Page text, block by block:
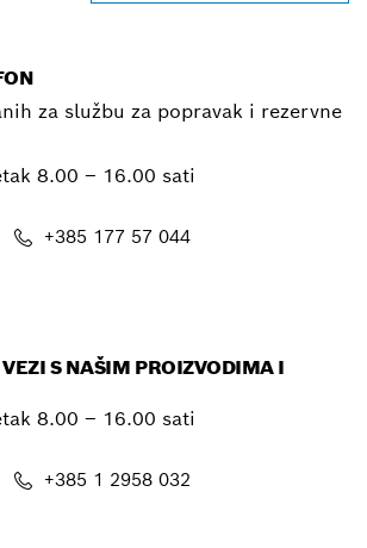
za službu za popravak i rezervne
8.00 – 16.00 sati
+385 177 57 044
S NAŠIM PROIZVODIMA I
8.00 – 16.00 sati
+385 1 2958 032